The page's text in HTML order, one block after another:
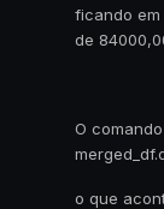
ficando
de
O
o que